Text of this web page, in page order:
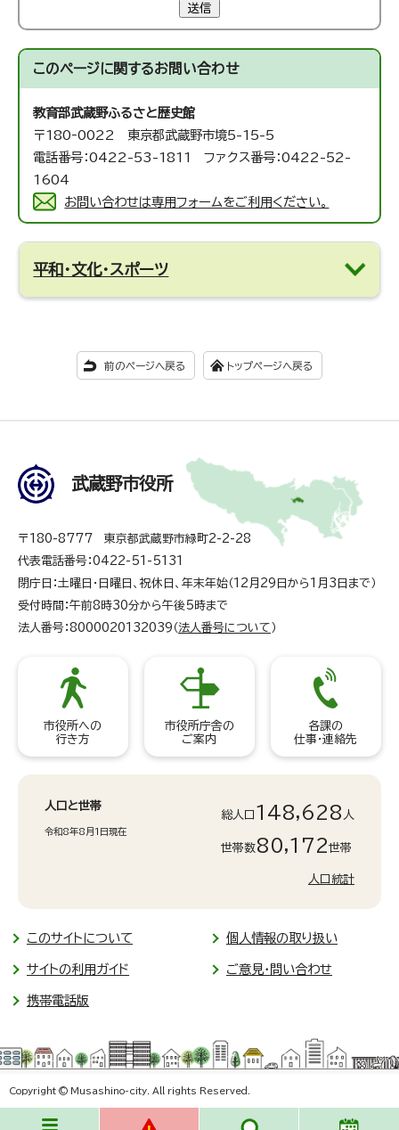
送信
このページに関するお問い合わせ
教育部武蔵野ふるさと歴史館
〒180‐0022 東京都武蔵野市境5-15-5
電話番号：0422-53-1811 ファクス番号：0422-52-
1604
お問い合わせは専用フォームをご利用ください。
平和・文化・スポーツ
前のページへ戻る トップページへ戻る
武蔵野市役所
〒180-8777 東京都武蔵野市緑町2-2-28
代表電話番号：0422-51-5131
閉庁日：土曜日・日曜日、祝休日、年末年始（12月29日から1月3日まで）
受付時間：午前8時30分から午後5時まで
法人番号：8000020132039（法人番号について ）
市役所への
行き方
市役所庁舎の
ご案内
各課の
仕事・連絡先
人口と世帯
令和8年8月1日現在
総人口 148,628 人
世帯数80,172世帯
人口統計
このサイトについて 個人情報の取り扱い
サイトの利用ガイド ご意見・問い合わせ
携帯電話版
Copyright © Musashino-city. All rights Reserved.